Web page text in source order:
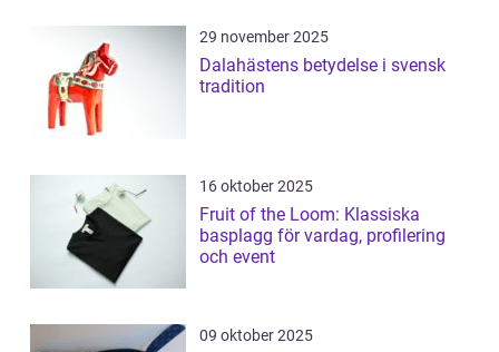
29 november 2025
Dalahästens betydelse i svensk
tradition
16 oktober 2025
Fruit of the Loom: Klassiska
basplagg för vardag, profilering
och event
09 oktober 2025